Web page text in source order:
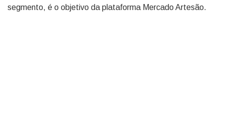
segmento, é o objetivo da plataforma Mercado Artesão.